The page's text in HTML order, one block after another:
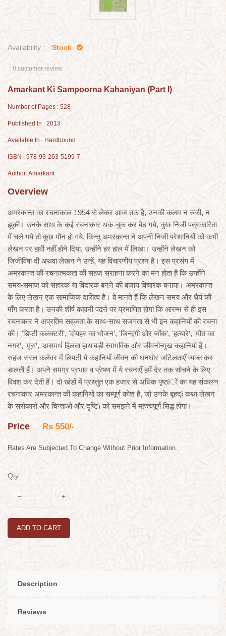
Availability : Stock
0 customer review
Amarkant Ki Sampoorna Kahaniyan (Part I)
Number of Pages : 528
Published In : 2013
Available In : Hardbound
ISBN : 978-93-263-5199-7
Author: Amarkant
Overview
अमरकान्त का रचनाकाल 1954 से लेकर आज तक है, उनकी कलम न रुकी, न
झुकी। उनके साथ के कई रचनाकार थक-चुक कर बैठ गये, कुछ निजी पत्रकारिता
में चले गये तो कुछ मौन हो गये, किन्तु अमरकान्त ने अपनी निजी परेशानियों को कभी
लेखन पर हावी नहीं होने दिया, उन्होंने हर हाल में लिखा। उन्होंने लेखन को
जिजीविषा दी अथवा लेखन ने उन्हें, यह विचारणीय प्रश्न है। इस प्रसंग में
अमरकान्त की रचनात्मकता की सहज सराहना करने का मन होता है कि उन्होंने
समय-समाज को संहारक या विदारक बनने की बजाय विचारक बनाया। अमरकान्त
के लिए लेखन एक सामाजिक दायित्व है। वे मानते हैं कि लेखन समय और धैर्य की
माँग करता है। उनकी शीर्ष कहानी पढऩे पर प्रमाणित होगा कि आरम्भ से ही इस
रचनाकार ने अप्रतिम सहजता के साथ-साथ सजगता से भी इन कहानियों की रचना
की। 'डिप्टी कलक्टरी’, 'दोपहर का भोजन’, 'जिन्दगी और जोंक’, 'हत्यारे’, 'मौत का
नगर’, 'मूस’, 'असमर्थ हिलता हाथ’बड़ी स्वाभविक और जीवनोन्मुख कहानियाँ हैं।
सहज सरल कलेवर में लिपटी ये कहानियाँ जीवन की घनघोर जटिलताएँ व्यक्त कर
डालती हैं। अपने समग्र प्रभाव व प्रेषण में ये रचनाएँ हमें देर तक सोचने के लिए
विवश कर देती हैं। दो खंडों में प्रस्तुत एक हजार से अधिक पृष्ठïों का यह संकलन
रचनाकार अमरकान्त की कहानियों का सम्पूर्ण कोश है, जो उनके बृहद्ï कथा लेखन
के सरोकारों और चिन्ताओं और दृष्टिï को समझने में महत्त्वपूर्ण सिद्ध होगा।
Price Rs 550/-
Rates Are Subjected To Change Without Prior Information.
Qty :
ADD TO CART
Description
Reviews